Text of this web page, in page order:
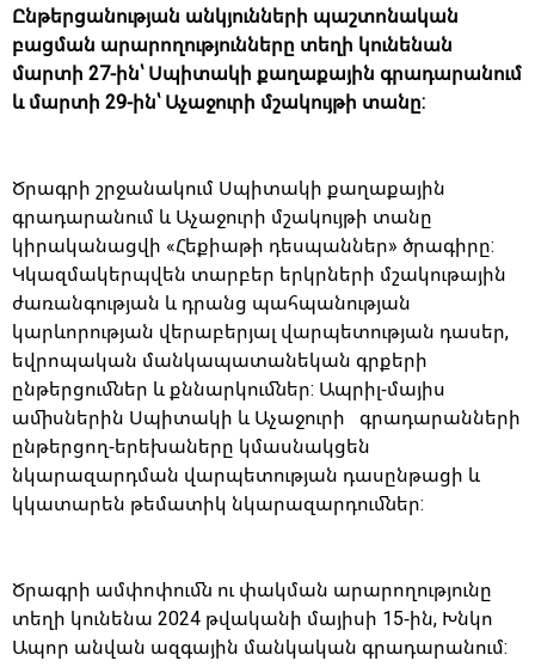
Ընթերցանության անկյունների պաշտոնական
բացման արարողությունները տեղի կունենան
մարտի 27-ին՝ Սպիտակի քաղաքային գրադարանում
և մարտի 29-ին՝ Աչաջուրի մշակույթի տանը:
Ծրագրի շրջանակում Սպիտակի քաղաքային
գրադարանում և Աչաջուրի մշակույթի տանը
կիրականացվի «Հեքիաթի դեսպաններ» ծրագիրը:
Կկազմակերպվեն տարբեր երկրների մշակութային
ժառանգության և դրանց պահպանության
կարևորության վերաբերյալ վարպետության դասեր,
եվրոպական մանկապատանեկան գրքերի
ընթերցումներ և քննարկումներ: Ապրիլ-մայիս
ամիսներին Սպիտակի և Աչաջուրի գրադարանների
ընթերցող-երեխաները կմասնակցեն
նկարազարդման վարպետության դասընթացի և
կկատարեն թեմատիկ նկարազարդումներ:
Ծրագրի ամփոփումն ու փակման արարողությունը
տեղի կունենա 2024 թվականի մայիսի 15-ին, Խնկո
Ապոր անվան ազգային մանկական գրադարանում: